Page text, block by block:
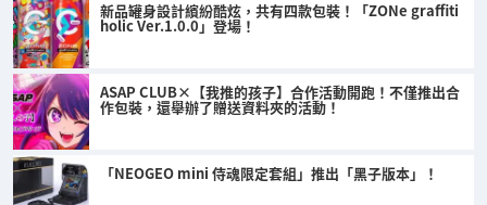
新品罐身設計繽紛酷炫，共有四款包裝！「ZONe graffiti
holic Ver.1.0.0」登場！
ASAP CLUB×【我推的孩子】合作活動開跑！不僅推出合
作包裝，還舉辦了贈送資料夾的活動！
「NEOGEO mini 侍魂限定套組」推出「黑子版本」！